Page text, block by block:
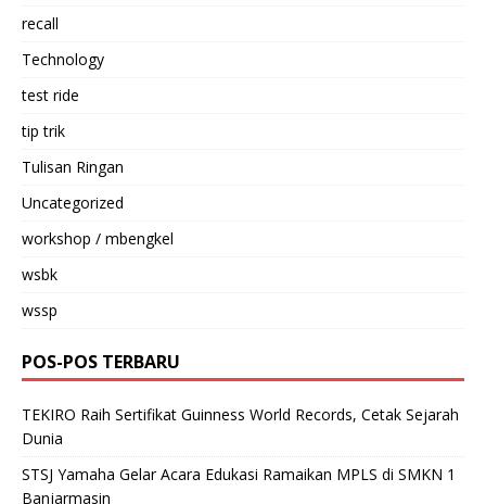
recall
Technology
test ride
tip trik
Tulisan Ringan
Uncategorized
workshop / mbengkel
wsbk
wssp
POS-POS TERBARU
TEKIRO Raih Sertifikat Guinness World Records, Cetak Sejarah
Dunia
STSJ Yamaha Gelar Acara Edukasi Ramaikan MPLS di SMKN 1
Banjarmasin